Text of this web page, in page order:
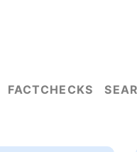
FACTCHECKS